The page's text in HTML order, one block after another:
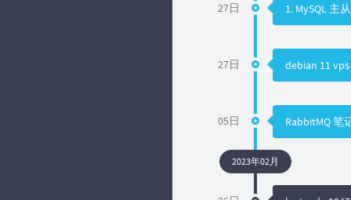
27日 1. MySQL 主
27日 debian 11
05日 RabbitMQ 笔
2023年02月